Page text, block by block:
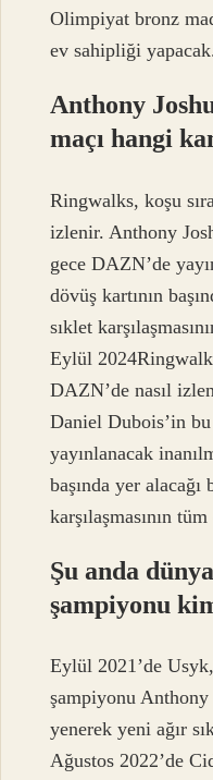
Olimpiyat bronz
ev sahipliği
Anthony
maçı hangi
Ringwalks, koşu
izlenir. Anthony
gece DAZN’de
dövüş kartının
sıklet
Eylül
DAZN’de nasıl
Daniel Dubois’in
yayınlanacak
başında yer alacağı
karşılaşmasının
Şu anda
şampiyonu
Eylül 2021’de
şampiyonu
yenerek yeni ağır
Ağustos 2022’de